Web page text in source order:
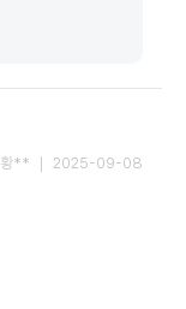
황** ｜ 2025-09-08